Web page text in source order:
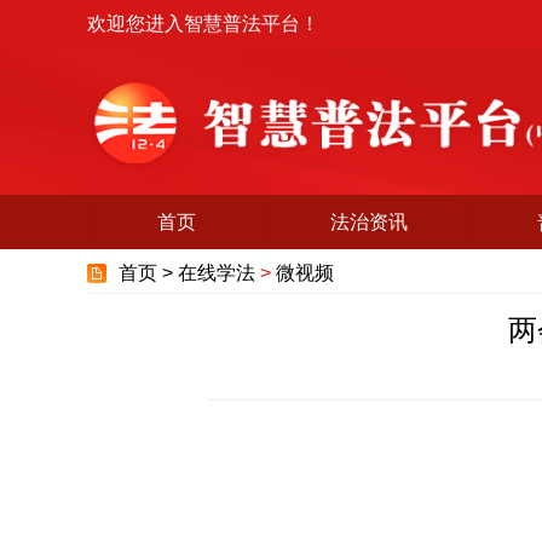
欢迎您进入智慧普法平台！
首页 法治资讯
首页 > 在线学法 > 微视频